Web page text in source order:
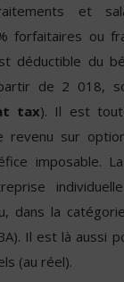
et
forfaitaires ou
déductible du
de 2 018,
tax). Il est
revenu sur
imposable.
dans la
Il est là aussi
(au réel).